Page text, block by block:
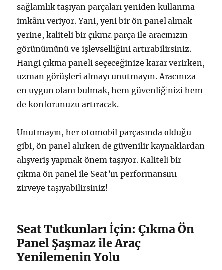
sağlamlık taşıyan parçaları yeniden kullanma
imkânı veriyor. Yani, yeni bir ön panel almak
yerine, kaliteli bir çıkma parça ile aracınızın
görünümünü ve işlevselliğini artırabilirsiniz.
Hangi çıkma paneli seçeceğinize karar verirken,
uzman görüşleri almayı unutmayın. Aracınıza
en uygun olanı bulmak, hem güvenliğinizi hem
de konforunuzu artıracak.
Unutmayın, her otomobil parçasında olduğu
gibi, ön panel alırken de güvenilir kaynaklardan
alışveriş yapmak önem taşıyor. Kaliteli bir
çıkma ön panel ile Seat’ın performansını
zirveye taşıyabilirsiniz!
Seat Tutkunları İçin: Çıkma Ön
Panel Şaşmaz ile Araç
Yenilemenin Yolu